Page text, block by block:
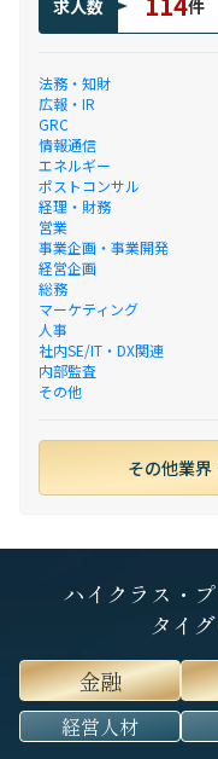
求人数 件
法務・知財
広報・IR
GRC
情報通信
エネルギー
ポストコンサル
経理・財務
営業
事業企画・事業開発
経営企画
総務
マーケティング
人事
社内SE/IT・DX関連
内部監査
その他
その他業界
ハイクラス・
タイ
金融
経営人材